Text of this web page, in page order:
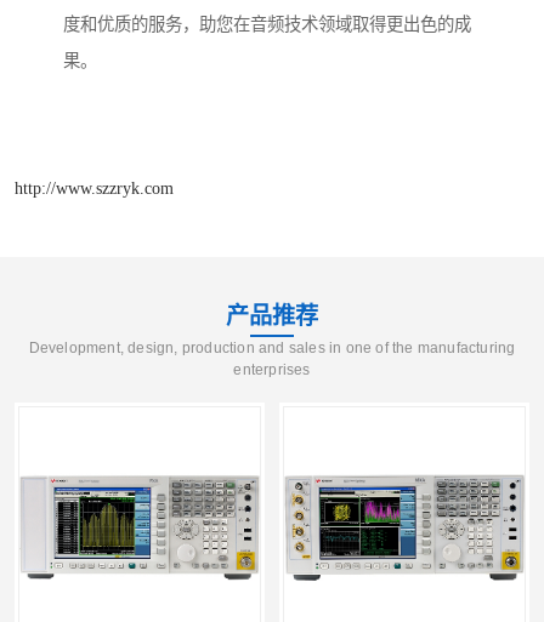
度和优质的服务，助您在音频技术领域取得更出色的成
果。
http://www.szzryk.com
产品推荐
Development, design, production and sales in one of the manufacturing
enterprises